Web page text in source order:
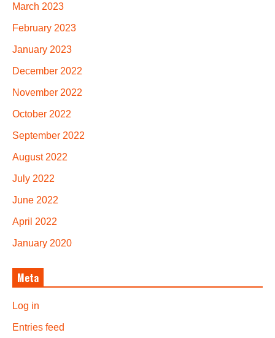
March 2023
February 2023
January 2023
December 2022
November 2022
October 2022
September 2022
August 2022
July 2022
June 2022
April 2022
January 2020
Meta
Log in
Entries feed